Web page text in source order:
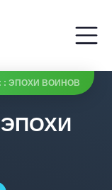
: ЭПОХИ ВОИНОВ
ЭПОХИ